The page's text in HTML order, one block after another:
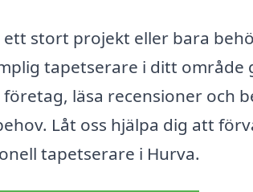
stort projekt eller bara
tapetserare i ditt
läsa recensioner och
Låt oss hjälpa dig att
tapetserare i Hurva.